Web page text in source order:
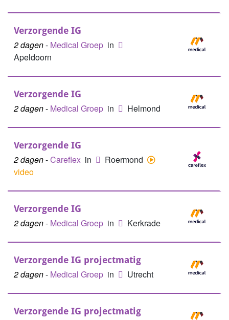
Verzorgende IG
2 dagen- Medical Groep in
Apeldoorn
Verzorgende IG
2 dagen- Medical Groep in Helmond
Verzorgende IG
2 dagen-Careflex in
Roermond
video
Verzorgende IG
2 dagen- Medical Groep in Kerkrade
Verzorgende IG projectmatig
2 dagen- Medical Groep in Utrecht
Verzorgende IG projectmatig